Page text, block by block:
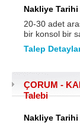
Nakliye Tarihi
20-30 adet
bir konsol bir
Talep
ÇORUM -
Talebi
Nakliye